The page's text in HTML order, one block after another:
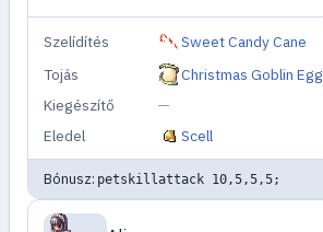
Szelídítés
Sweet Candy Cane
Tojás
Christmas Goblin Egg
Kiegészítő
—
Eledel
Scell
Bónusz: petskillattack 10,5,5,5;